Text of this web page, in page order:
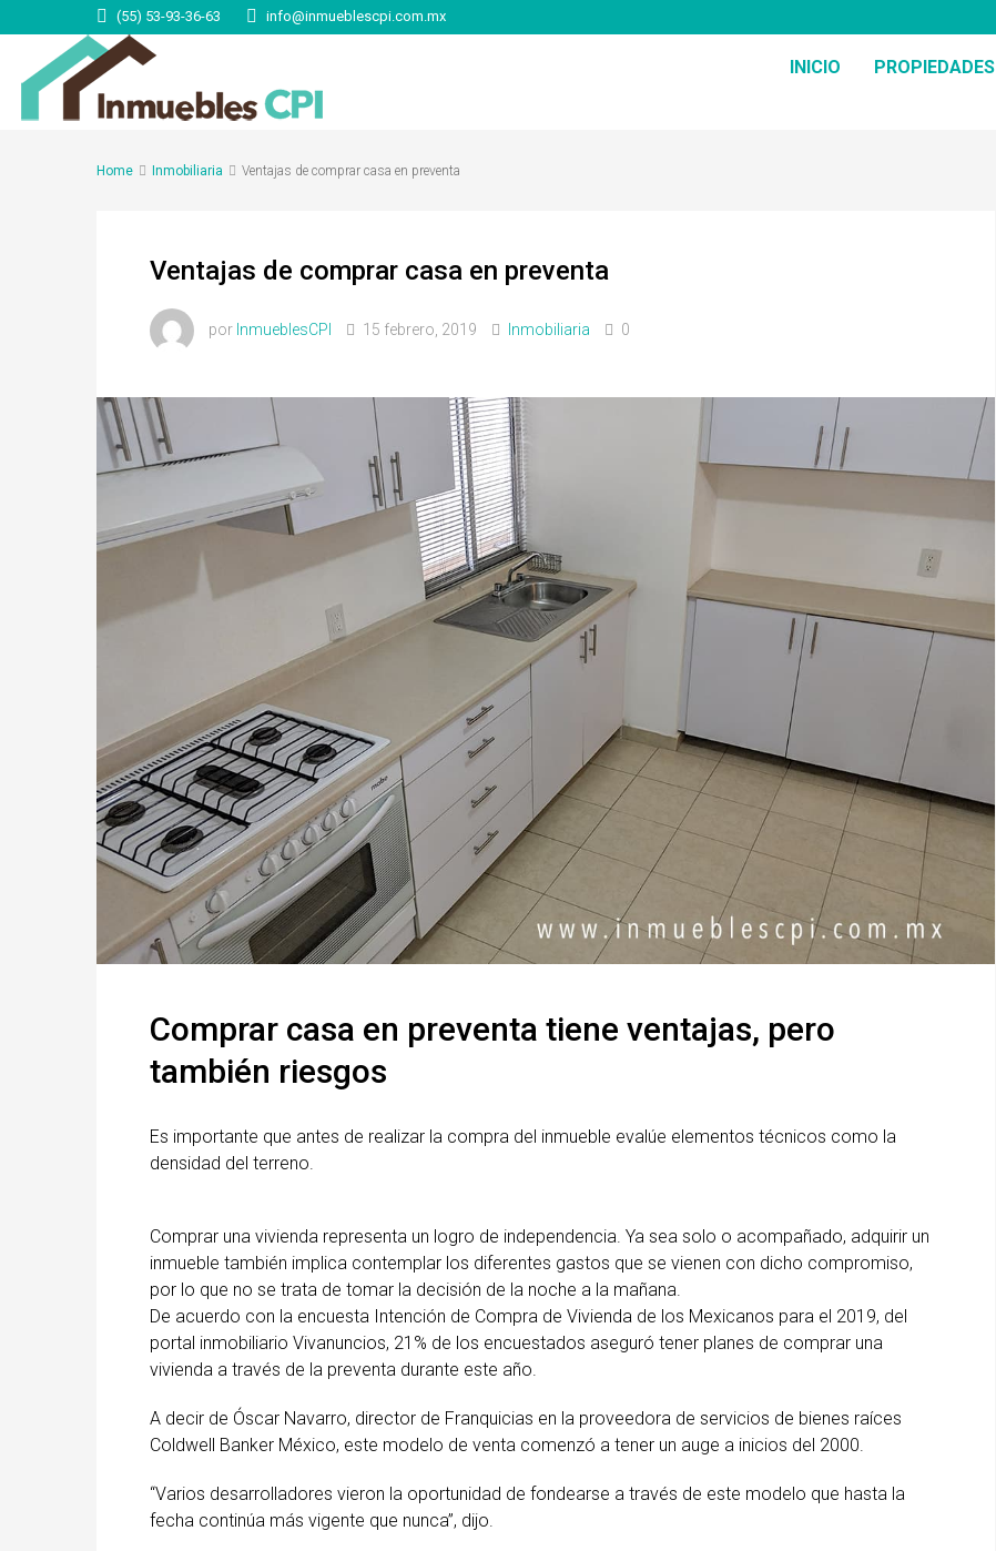
(55) 53-93-36-63 info@inmueblescpi.com.mx
INICIO PROPIEDADES
Home Inmobiliaria Ventajas de comprar casa en preventa
Ventajas de comprar casa en preventa
por InmueblesCPI 15 febrero, 2019 Inmobiliaria 0
Comprar casa en preventa tiene ventajas, pero
también riesgos
Es importante que antes de realizar la compra del inmueble evalúe elementos técnicos como la
densidad del terreno.
Comprar una vivienda representa un logro de independencia. Ya sea solo o acompañado, adquirir un
inmueble también implica contemplar los diferentes gastos que se vienen con dicho compromiso,
por lo que no se trata de tomar la decisión de la noche a la mañana.
De acuerdo con la encuesta Intención de Compra de Vivienda de los Mexicanos para el 2019, del
portal inmobiliario Vivanuncios, 21% de los encuestados aseguró tener planes de comprar una
vivienda a través de la preventa durante este año.
A decir de Óscar Navarro, director de Franquicias en la proveedora de servicios de bienes raíces
Coldwell Banker México, este modelo de venta comenzó a tener un auge a inicios del 2000.
“Varios desarrolladores vieron la oportunidad de fondearse a través de este modelo que hasta la
fecha continúa más vigente que nunca”, dijo.